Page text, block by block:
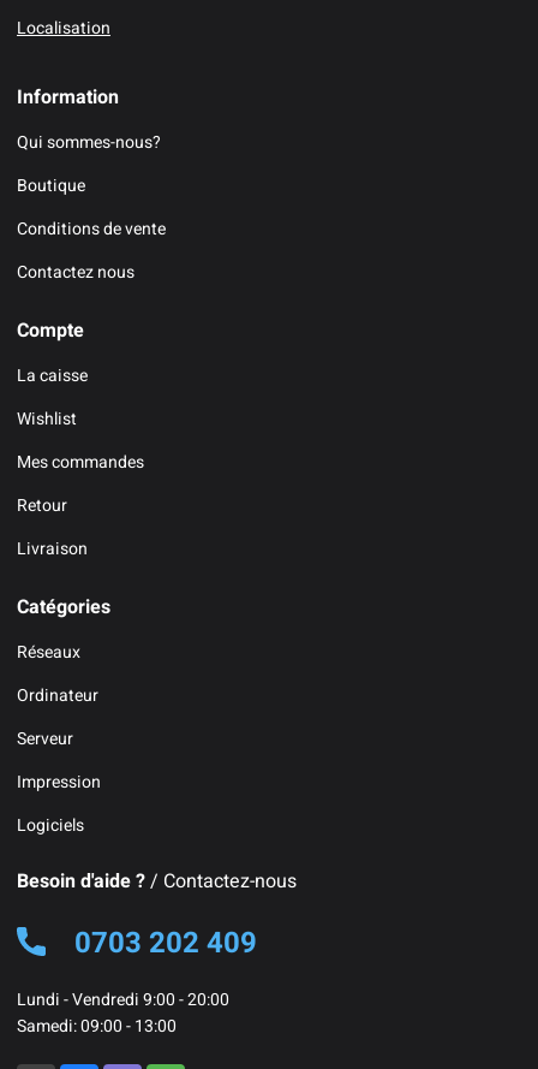
Localisation
Information
Qui sommes-nous?
Boutique
Conditions de vente
Contactez nous
Compte
La caisse
Wishlist
Mes commandes
Retour
Livraison
Catégories
Réseaux
Ordinateur
Serveur
Impression
Logiciels
Besoin d'aide ?/ Contactez-nous
0703 202 409
Lundi - Vendredi 9:00 - 20:00
Samedi: 09:00 - 13:00